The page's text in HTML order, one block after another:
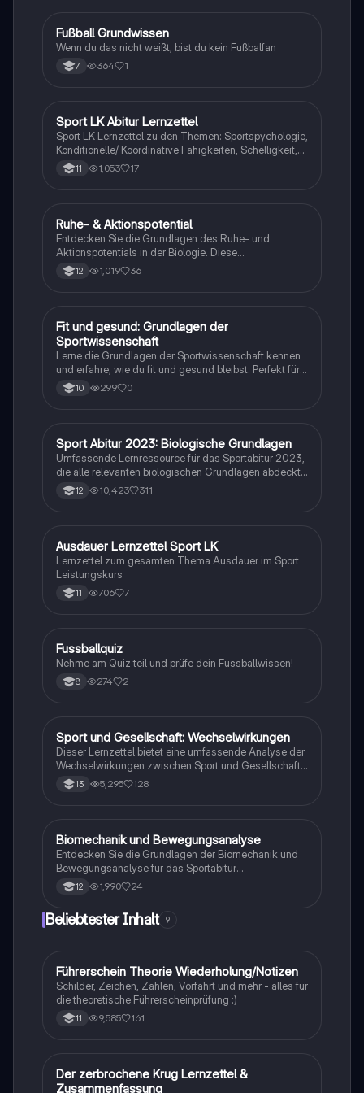
FSport
Fußball Grundwissen
Wenn du das nicht weißt, bist du kein Fußbalfan
7 364 1
Sport
Sport LK Abitur Lernzettel
Sport LK Lernzettel zu den Themen: Sportspychologie,
Konditionelle/ Koordinative Fahigkeiten, Schelligkeit,
Ausdauer, Sportbiologie, Techniktraining,
Taktiktraining, Trainingsaufbau, Bewegungslehre,
11 1,053 17
Biologie
Ruhe- & Aktionspotential
Entdecken Sie die Grundlagen des Ruhe- und
Aktionspotentials in der Biologie. Diese
Zusammenfassung bietet klare Definitionen,
detaillierte Abläufe von Depolarisation bis
das Biologie-Abitur und das Verständnis
bioelektrischer Prozesse in Nervenzellen.
12 1,019 36
F Sport
Fit und gesund: Grundlagen der
Sportwissenschaft
Lerne die Grundlagen der Sportwissenschaft kennen
und erfahre, wie du fit und gesund bleibst. Perfekt für
den Sportunterricht in der 11. Klasse!
10 299 0
Sport
Sport Abitur 2023: Biologische Grundlagen
Umfassende Lernressource für das Sportabitur 2023,
die alle relevanten biologischen Grundlagen abdeckt,
einschließlich Muskel- und Herz-Kreislaufsystem,
Bewegungslehre, Lern- und Motivationstheorien
komplexer sportwissenschaftlicher Konzepte.
12 10,423 311
Sport
Ausdauer Lernzettel Sport LK
Lernzettel zum gesamten Thema Ausdauer im Sport
Leistungskurs
11 706 7
FSport
Fussballquiz
Nehme am Quiz teil und prüfe dein Fussballwissen!
8 274 2
Sport
Sport und Gesellschaft: Wechselwirkungen
Dieser Lernzettel bietet eine umfassende Analyse der
Wechselwirkungen zwischen Sport und Gesellschaft,
einschließlich der Themen Bewegungslehre, Doping,
Trainingslehre und deren gesellschaftliche
Kommerzialisierung, Trendsportarten und die
gesundheitlichen sowie sozialen Implikationen des
Sports ab.
13 5,295 128
Sport
Biomechanik und Bewegungsanalyse
Entdecken Sie die Grundlagen der Biomechanik und
Bewegungsanalyse für das Sportabitur
Niedersachsen 2024. Dieser Lernzettel behandelt die
Phasenmodelle von Meinel/Schnabel und Göhner,
Prinzipien sowie die Reflexion sportlicher
Verständnis komplexer Bewegungsabläufe.
12 1,990 24
Beliebtester Inhalt 9
Lerntipps
Führerschein Theorie Wiederholung/Notizen
Schilder, Zeichen, Zahlen, Vorfahrt und mehr - alles für
die theoretische Führerscheinprüfung :)
11 9,585 161
Deutsch
Der zerbrochene Krug Lernzettel &
Zusammenfassung